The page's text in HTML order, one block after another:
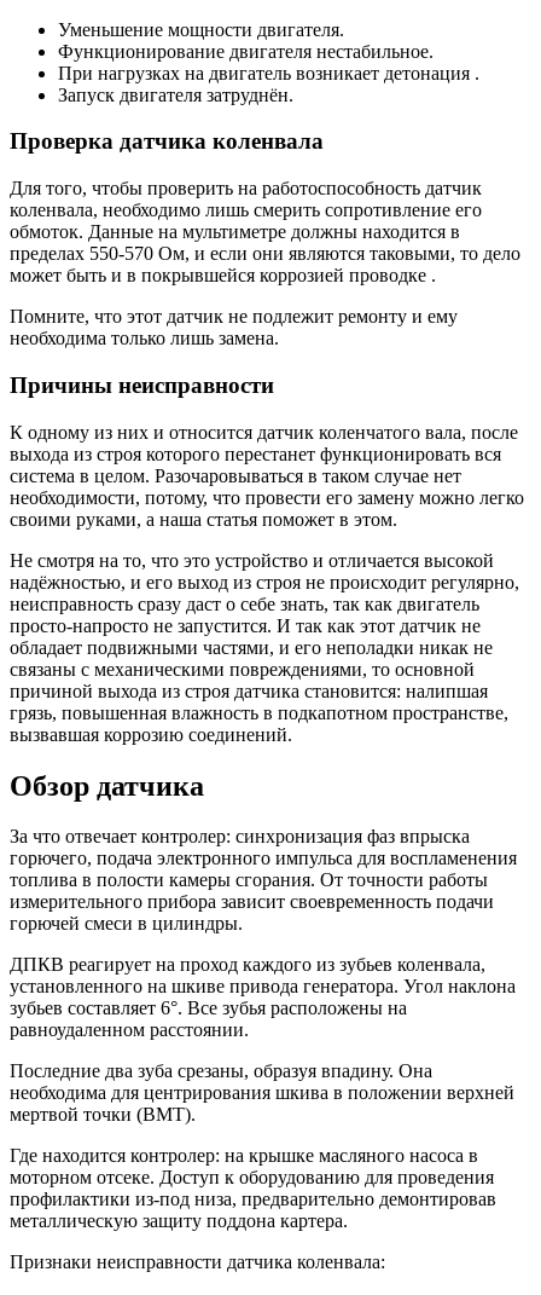
Уменьшение мощности двигателя.
Функционирование двигателя нестабильное.
При нагрузках на двигатель возникает детонация .
Запуск двигателя затруднён.
Проверка датчика коленвала
Для того, чтобы проверить на работоспособность датчик
коленвала, необходимо лишь смерить сопротивление его
обмоток. Данные на мультиметре должны находится в
пределах 550-570 Ом, и если они являются таковыми, то дело
может быть и в покрывшейся коррозией проводке .
Помните, что этот датчик не подлежит ремонту и ему
необходима только лишь замена.
Причины неисправности
К одному из них и относится датчик коленчатого вала, после
выхода из строя которого перестанет функционировать вся
система в целом. Разочаровываться в таком случае нет
необходимости, потому, что провести его замену можно легко
своими руками, а наша статья поможет в этом.
Не смотря на то, что это устройство и отличается высокой
надёжностью, и его выход из строя не происходит регулярно,
неисправность сразу даст о себе знать, так как двигатель
просто-напросто не запустится. И так как этот датчик не
обладает подвижными частями, и его неполадки никак не
связаны с механическими повреждениями, то основной
причиной выхода из строя датчика становится: налипшая
грязь, повышенная влажность в подкапотном пространстве,
вызвавшая коррозию соединений.
Обзор датчика
За что отвечает контролер: синхронизация фаз впрыска
горючего, подача электронного импульса для воспламенения
топлива в полости камеры сгорания. От точности работы
измерительного прибора зависит своевременность подачи
горючей смеси в цилиндры.
ДПКВ реагирует на проход каждого из зубьев коленвала,
установленного на шкиве привода генератора. Угол наклона
зубьев составляет 6°. Все зубья расположены на
равноудаленном расстоянии.
Последние два зуба срезаны, образуя впадину. Она
необходима для центрирования шкива в положении верхней
мертвой точки (ВМТ).
Где находится контролер: на крышке масляного насоса в
моторном отсеке. Доступ к оборудованию для проведения
профилактики из-под низа, предварительно демонтировав
металлическую защиту поддона картера.
Признаки неисправности датчика коленвала: